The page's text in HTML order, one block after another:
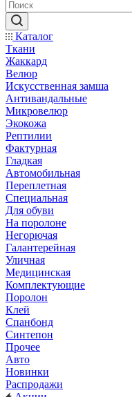
Каталог
Ткани
Жаккард
Велюр
Искусственная замша
Антивандальные
Микровелюр
Экокожа
Рептилии
Фактурная
Гладкая
Автомобильная
Переплетная
Специальная
Для обуви
На поролоне
Негорючая
Галантерейная
Уличная
Медицинская
Комплектующие
Поролон
Клей
Спанбонд
Синтепон
Прочее
Авто
Новинки
Распродажи